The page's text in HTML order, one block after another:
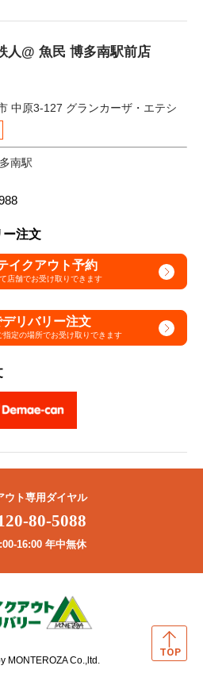
人@ 魚民 博多南駅前店
中原3-127 グランカーザ・エテシ
南駅
ー注文
イクアウト予約
店舗でお受け取りできます
リバリー注文
指定の場所でお受け取りできます
ウト専用ダイヤル
80-5088
16:00 年中無休
MONTEROZA Co.,ltd.